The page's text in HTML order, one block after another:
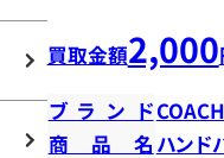
買取金額2,000
ブランドCOACH
商品名 ハンド